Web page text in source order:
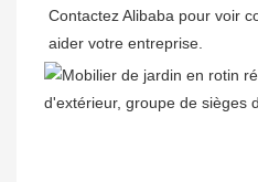
Contactez Alibaba pour voir